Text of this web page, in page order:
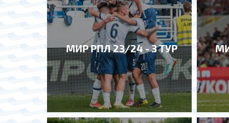
МИР РПЛ 23/24 - 3 ТУР